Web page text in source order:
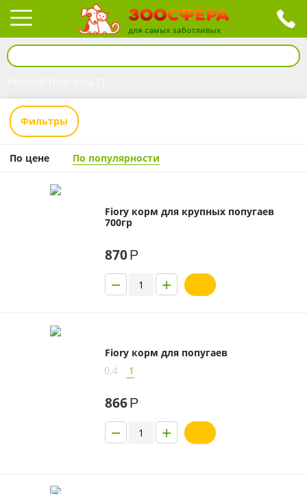
Фильтры
По цене По популярности
Fiory корм для крупных попугаев
700гр
870Р
+
−
Fiory корм для попугаев
0,4
1
866Р
+
−